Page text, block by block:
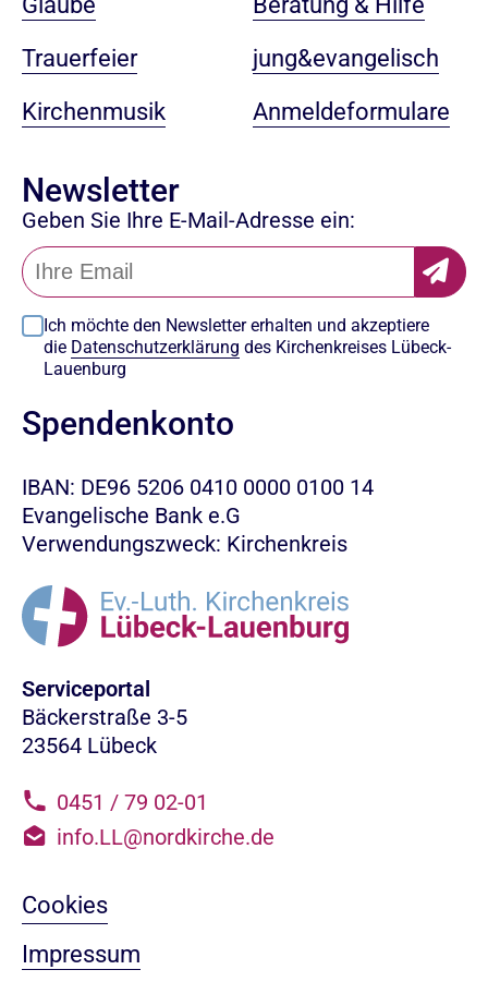
Trauerfeier
Kirchenmusik
jung&evangelisch
Anmeldeformulare
Newsletter
Geben Sie Ihre E-Mail-Adresse ein:
Ich möchte den Newsletter erhalten und akzeptiere
die Datenschutzerklärung des Kirchenkreises Lübeck-
Lauenburg
Spendenkonto
IBAN: DE96 5206 0410 0000 0100 14
Evangelische Bank e.G
Verwendungszweck: Kirchenkreis
Serviceportal
Bäckerstraße 3-5
23564 Lübeck
0451 / 79 02-01
info.LL@nordkirche.de
Cookies
Impressum